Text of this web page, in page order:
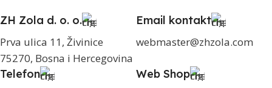
ZH Zola d. o. o.
Prva ulica 11, Živinice
75270, Bosna i Hercegovina
Email kontakt
webmaster@zhzola.com
Telefon
Web Shop